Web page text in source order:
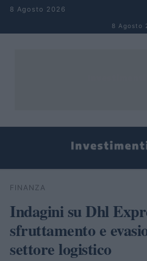
Salta al contenuto
8 Agosto 2026
8 Agosto
Cerca
FINANZA
Indagini su Dhl
sfruttamento e
settore logistico